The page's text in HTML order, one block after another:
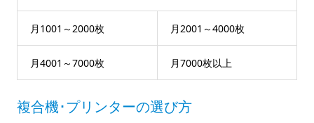
月1001～2000枚 月2001～4000枚
月4001～7000枚 月7000枚以上
複合機･プリンターの選び方